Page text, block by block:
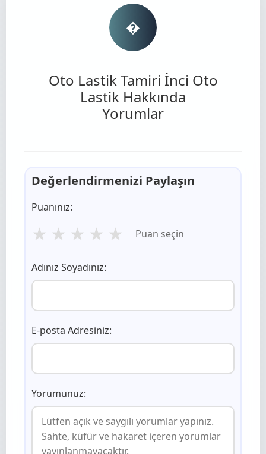
�
Oto Lastik Tamiri İnci Oto
Lastik Hakkında
Yorumlar
Değerlendirmenizi Paylaşın
Puanınız:
★ ★ ★ ★ ★ Puan seçin
Adınız Soyadınız:
E-posta Adresiniz:
Yorumunuz: